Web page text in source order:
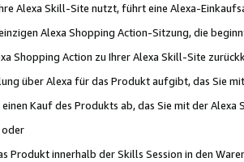
Alexa Skill-Site nutzt, führt eine Alexa-
Alexa Shopping Action-Sitzung, die
Shopping Action zu Ihrer Alexa Skill-Site
über Alexa für das Produkt aufgibt, das Sie
Kauf des Produkts ab, das Sie mit der
Produkt innerhalb der Skills Session in den